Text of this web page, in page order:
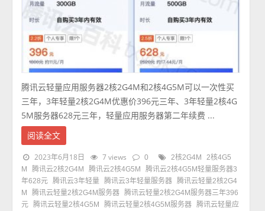
腾讯云轻量应用服务器2核2G4M和2核4G5M可以一次性买
三年，3年轻量2核2G4M优惠价396元三年、3年轻量2核4G
5M服务器628元三年，轻量应用服务器第二年续费 ...
阅读全文
2023年6月18日 7 views 0 2核2G4M
2核4G5
M
腾讯云2核2G4M 腾讯云2核4G5M
腾讯云2核4G5M轻量服务器3
年628元 腾讯云3年轻量 腾讯云3年轻量服务器 腾讯云轻量2核2G4
M
腾讯云轻量2核2G4M服务器 腾讯云轻量2核2G4M服务器三年396
元 腾讯云轻量2核4G5M 腾讯云轻量2核4G5M服务器 腾讯云轻量应